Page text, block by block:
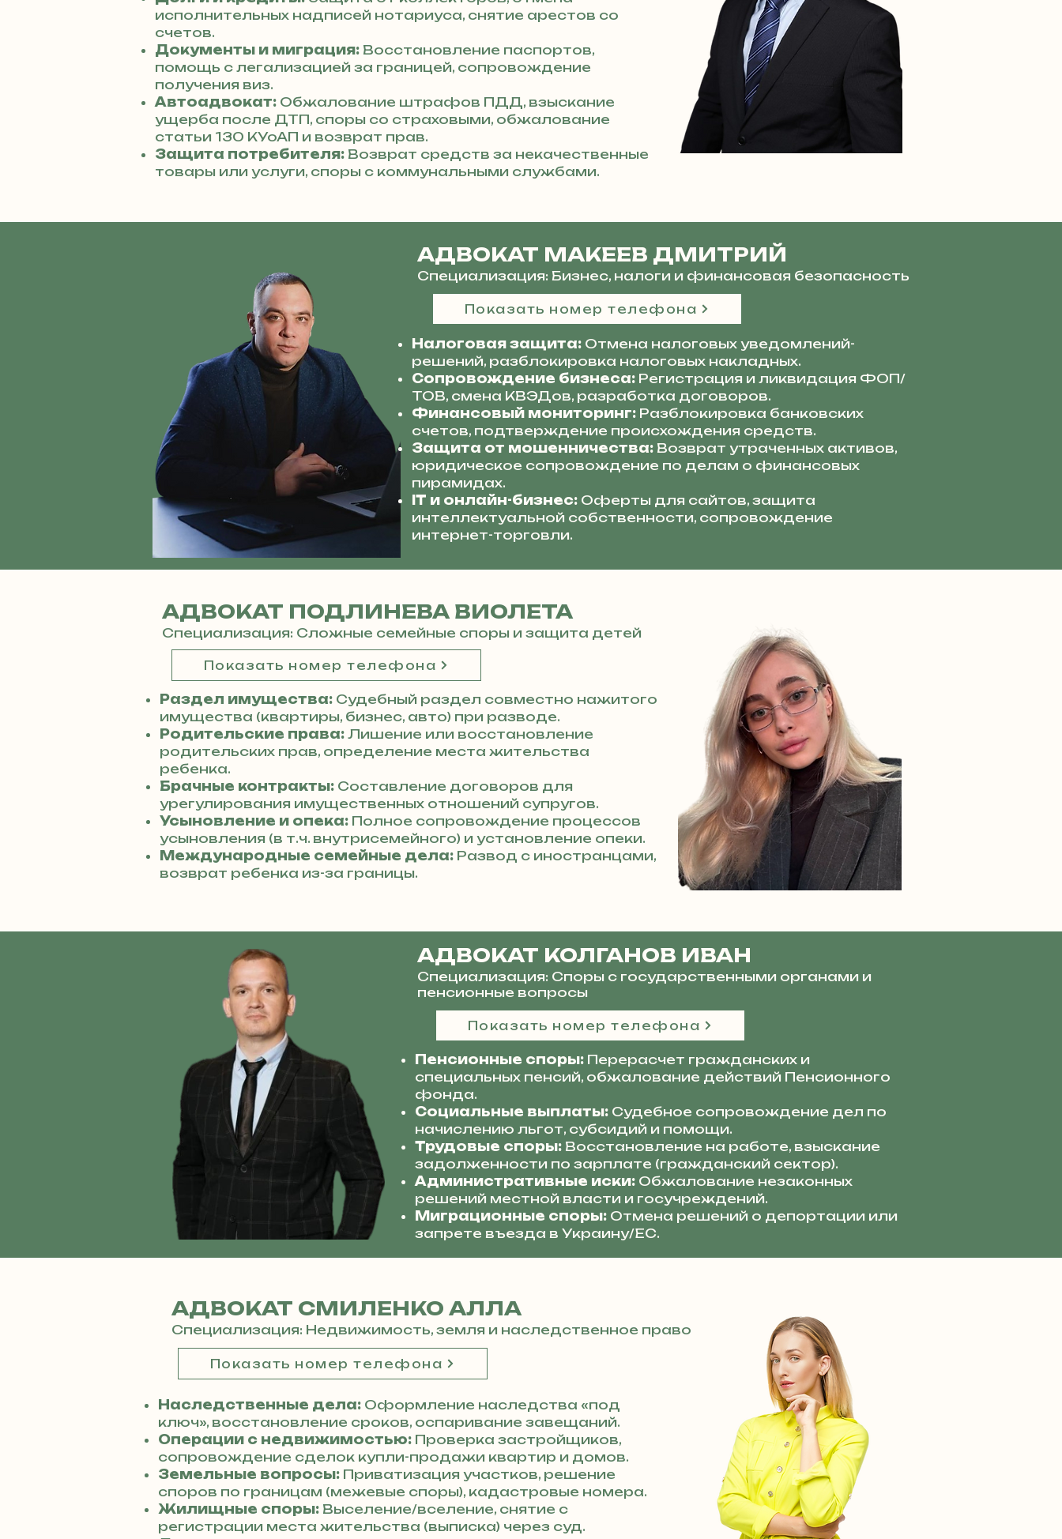
исполнительных надписей нотариуса, снятие арестов со
счетов.
Документы и миграция: Восстановление паспортов,
помощь с легализацией за границей, сопровождение
получения виз.
Автоадвокат: Обжалование штрафов ПДД, взыскание
ущерба после ДТП, споры со страховыми, обжалование
статьи 130 КУоАП и возврат прав.
Защита потребителя: Возврат средств за некачественные
товары или услуги, споры с коммунальными службами.
АДВОКАТ МАКЕЕВ ДМИТРИЙ
Специализация: Бизнес, налоги и финансовая безопасность
Налоговая защита: Отмена налоговых уведомлений-
решений, разблокировка налоговых накладных.
Сопровождение бизнеса: Регистрация и ликвидация ФОП/
ТОВ, смена КВЭДов, разработка договоров.
Финансовый мониторинг: Разблокировка банковских
счетов, подтверждение происхождения средств.
Защита от мошенничества: Возврат утраченных активов,
юридическое сопровождение по делам о финансовых
пирамидах.
IT и онлайн-бизнес: Оферты для сайтов, защита
интеллектуальной собственности, сопровождение
интернет-торговли.
Показать номер телефона
АДВОКАТ ПОДЛИНЕВА ВИОЛЕТА
Специализация: Сложные семейные споры и защита детей
Показать номер телефона
Раздел имущества: Судебный раздел совместно нажитого
имущества (квартиры, бизнес, авто) при разводе.
Родительские права: Лишение или восстановление
родительских прав, определение места жительства
ребенка.
Брачные контракты: Составление договоров для
урегулирования имущественных отношений супругов.
Усыновление и опека: Полное сопровождение процессов
усыновления (в т.ч. внутрисемейного) и установление опеки.
Международные семейные дела: Развод с иностранцами,
возврат ребенка из-за границы.
АДВОКАТ КОЛГАНОВ ИВАН
Специализация: Споры с государственными органами и
пенсионные вопросы
Пенсионные споры: Перерасчет гражданских и
специальных пенсий, обжалование действий Пенсионного
фонда.
Социальные выплаты: Судебное сопровождение дел по
начислению льгот, субсидий и помощи.
Трудовые споры: Восстановление на работе, взыскание
задолженности по зарплате (гражданский сектор).
Административные иски: Обжалование незаконных
решений местной власти и госучреждений.
Миграционные споры: Отмена решений о депортации или
запрете въезда в Украину/ЕС.
Показать номер телефона
АДВОКАТ СМИЛЕНКО АЛЛА
Специализация: Недвижимость, земля и наследственное право
Показать номер телефона
Наследственные дела: Оформление наследства «под
ключ», восстановление сроков, оспаривание завещаний.
Операции с недвижимостью: Проверка застройщиков,
сопровождение сделок купли-продажи квартир и домов.
Земельные вопросы: Приватизация участков, решение
споров по границам (межевые споры), кадастровые номера.
Жилищные споры: Выселение/вселение, снятие с
регистрации места жительства (выписка) через суд.